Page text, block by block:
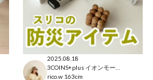
2025.08.18
rico.w 163cm